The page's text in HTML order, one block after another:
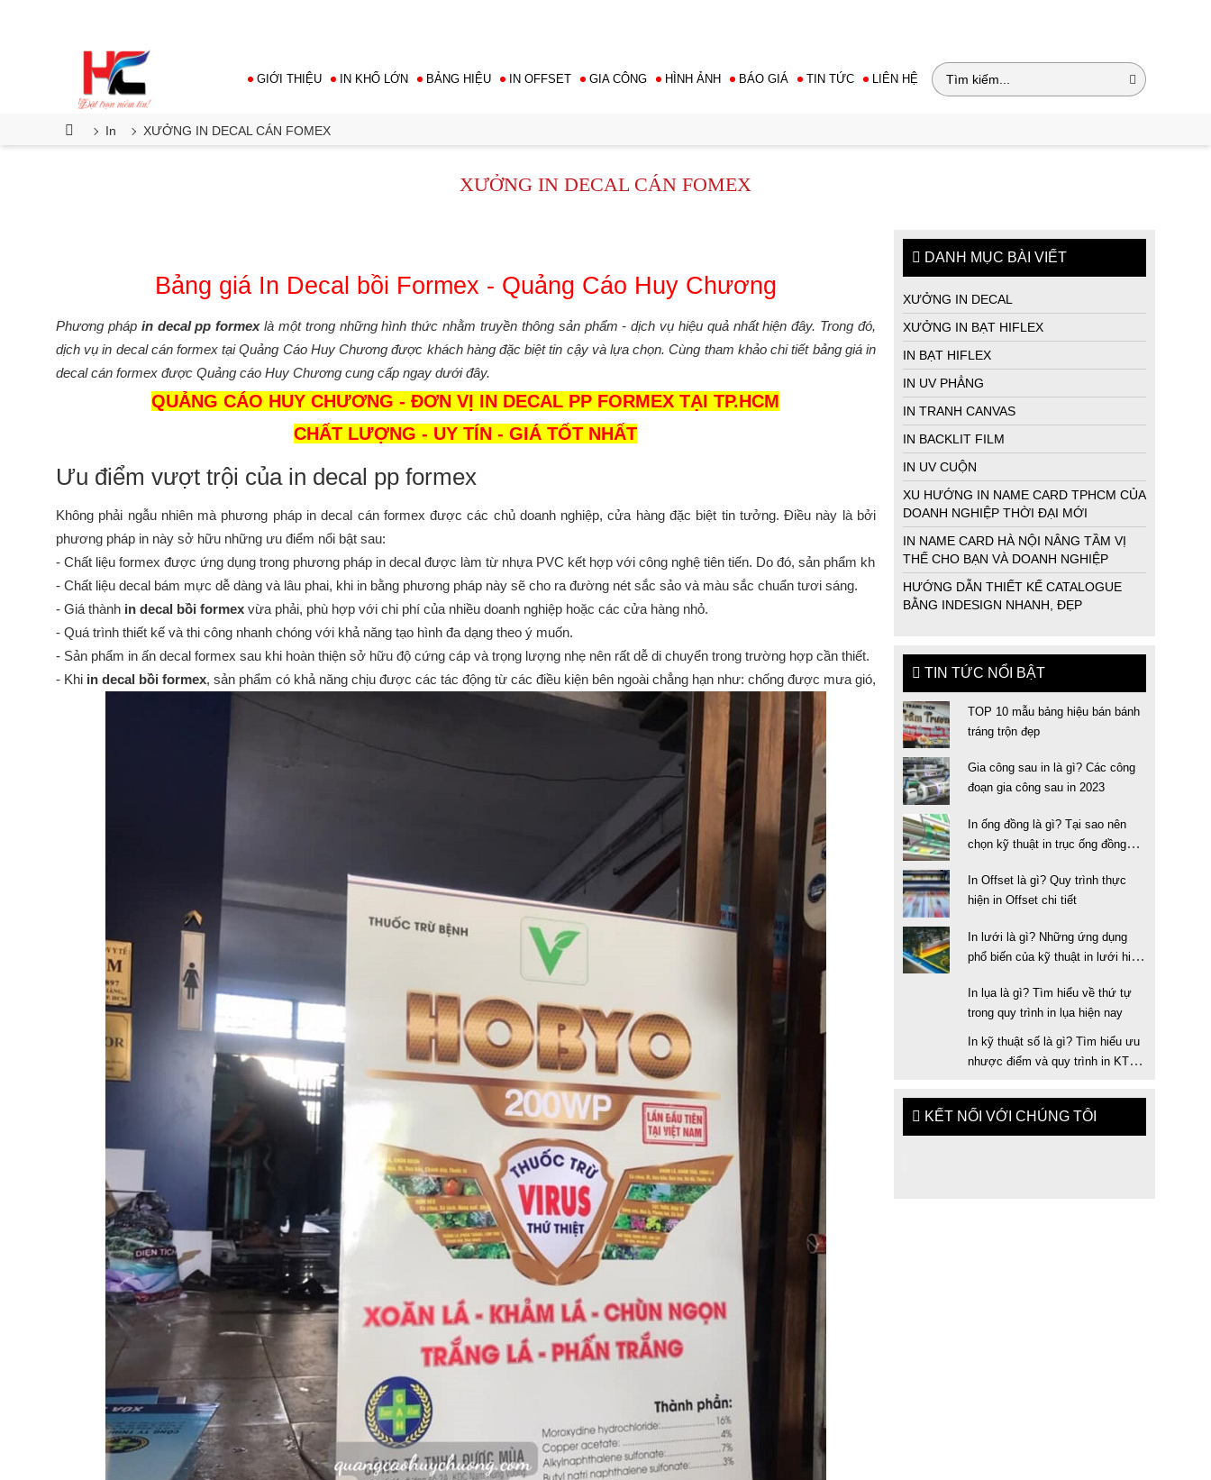
GIỚI THIỆU IN KHỔ LỚN BẢNG HIỆU IN OFFSET GIA CÔNG HÌNH ẢNH BÁO GIÁ TIN TỨC LIÊN HỆ
In XƯỞNG IN DECAL CÁN FOMEX
XƯỞNG IN DECAL CÁN FOMEX
Bảng giá In Decal bồi Formex - Quảng Cáo Huy Chương
Phương pháp in decal pp formexlà một trong những hình thức nhằm truyền thông sản phẩm - dịch vụ hiệu quả nhất hiện đây. Trong đó,
dịch vụ in decal cán formex tại Quảng Cáo Huy Chương được khách hàng đặc biệt tin cậy và lựa chọn. Cùng tham khảo chi tiết bảng giá in
decal cán formex được Quảng cáo Huy Chương cung cấp ngay dưới đây.
QUẢNG CÁO HUY CHƯƠNG - ĐƠN VỊ IN DECAL PP FORMEX TẠI TP.HCM
CHẤT LƯỢNG - UY TÍN - GIÁ TỐT NHẤT
Ưu điểm vượt trội của in decal pp formex
Không phải ngẫu nhiên mà phương pháp in decal cán formex được các chủ doanh nghiệp, cửa hàng đặc biệt tin tưởng. Điều này là bởi
phương pháp in này sở hữu những ưu điểm nổi bật sau:
- Chất liệu formex được ứng dụng trong phương pháp in decal được làm từ nhựa PVC kết hợp với công nghệ tiên tiến. Do đó, sản phẩm khi hoàn thiện cứng cáp nhưng lại nhẹ và bền, có khả
- Chất liệu decal bám mực dễ dàng và lâu phai, khi in bằng phương pháp này sẽ cho ra đường nét sắc sảo và màu sắc chuẩn tươi sáng.
- Giá thành in decal bồi formex vừa phải, phù hợp với chi phí của nhiều doanh nghiệp hoặc các cửa hàng nhỏ.
- Quá trình thiết kế và thi công nhanh chóng với khả năng tạo hình đa dạng theo ý muốn.
- Sản phẩm in ấn decal formex sau khi hoàn thiện sở hữu độ cứng cáp và trọng lượng nhẹ nên rất dễ di chuyển trong trường hợp cần thiết.
- Khi in decal bồi formex, sản phẩm có khả năng chịu được các tác động từ các điều kiện bên ngoài chẳng hạn như: chống được mưa gió, chống thấm nước, chống chịu được thời tiết khắc
DANH MỤC BÀI VIẾT
XƯỞNG IN DECAL
XƯỞNG IN BẠT HIFLEX
IN BẠT HIFLEX
IN UV PHẲNG
IN TRANH CANVAS
IN BACKLIT FILM
IN UV CUỘN
XU HƯỚNG IN NAME CARD TPHCM CỦA
DOANH NGHIỆP THỜI ĐẠI MỚI
IN NAME CARD HÀ NỘI NÂNG TẦM VỊ
THẾ CHO BẠN VÀ DOANH NGHIỆP
HƯỚNG DẪN THIẾT KẾ CATALOGUE
BẰNG INDESIGN NHANH, ĐẸP
TIN TỨC NỔI BẬT
TOP 10 mẫu bảng hiệu bán bánh
tráng trộn đẹp
Gia công sau in là gì? Các công
đoạn gia công sau in 2023
In ống đồng là gì? Tại sao nên
chọn kỹ thuật in trục ống đồng
In Offset là gì? Quy trình thực
hiện in Offset chi tiết
In lưới là gì? Những ứng dụng
phổ biến của kỹ thuật in lưới hiện
In lụa là gì? Tìm hiểu về thứ tự
trong quy trình in lụa hiện nay
In kỹ thuật số là gì? Tìm hiểu ưu
nhược điểm và quy trình in KTS
KẾT NỐI VỚI CHÚNG TÔI